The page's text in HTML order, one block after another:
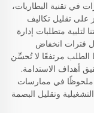
في تقنية البطاريات،
على تقليل تكاليف
لتلبية متطلبات إدارة
فترات انخفاض
الطلب مرتفعًا لا تُحسِّن
أهداف الاستدامة.
ملحوظًا في ممارسات
وتقليل البصمة